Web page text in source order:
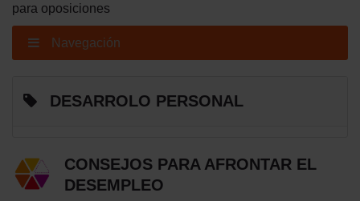
para oposiciones
Navegación
DESARROLO PERSONAL
CONSEJOS PARA AFRONTAR EL
DESEMPLEO